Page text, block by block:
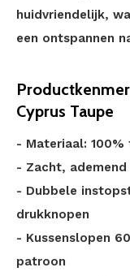
huidvriendelijk,
een ontspannen
Cyprus Taupe
- Materiaal:
- Zacht,
- Dubbele
drukknopen
- Kussenslopen
patroon